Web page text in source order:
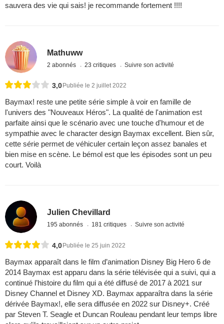
sauvera des vie qui sais! je recommande fortement !!!!
Mathuww
2 abonnés 23 critiques Suivre son activité
3,0 Publiée le 2 juillet 2022
Baymax! reste une petite série simple à voir en famille de
l'univers des "Nouveaux Héros". La qualité de l'animation est
parfaite ainsi que le scénario avec une touche d'humour et de
sympathie avec le character design Baymax excellent. Bien sûr,
cette série permet de véhiculer certain leçon assez banales et
bien mise en scène. Le bémol est que les épisodes sont un peu
court. Voilà
Julien Chevillard
195 abonnés 181 critiques Suivre son activité
4,0Publiée le 25 juin 2022
Baymax apparaît dans le film d’animation Disney Big Hero 6 de
2014 Baymax est apparu dans la série télévisée qui a suivi, qui a
continué l’histoire du film qui a été diffusé de 2017 à 2021 sur
Disney Channel et Disney XD. Baymax apparaîtra dans la série
dérivée Baymax!, elle sera diffusée en 2022 sur Disney+. Créé
par Steven T. Seagle et Duncan Rouleau pendant leur temps libre